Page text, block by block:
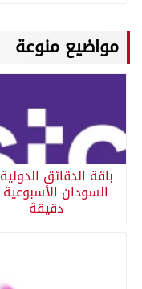
مواضيع منوعة
دقيقة